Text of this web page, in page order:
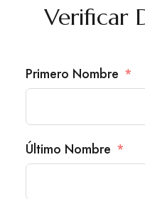
Verificar
Primero Nombre
Último Nombre